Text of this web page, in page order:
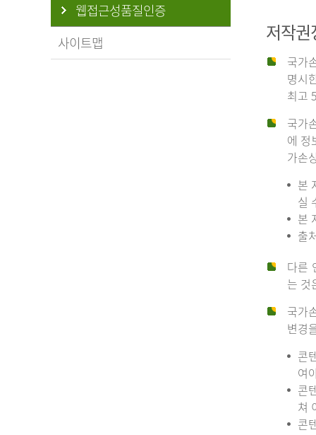
웹접근성품질인증
사이트맵
저작권
국가
명시
최고
국가
에 정
가손
본
실
본
출
다른
는 것
국가
변경
콘
여
콘
쳐
콘